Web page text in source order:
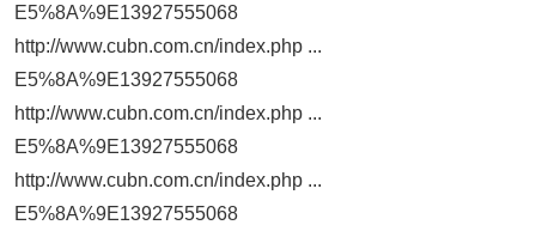
E5%8A%9E13927555068
http://www.cubn.com.cn/index.php ...
E5%8A%9E13927555068
http://www.cubn.com.cn/index.php ...
E5%8A%9E13927555068
http://www.cubn.com.cn/index.php ...
E5%8A%9E13927555068